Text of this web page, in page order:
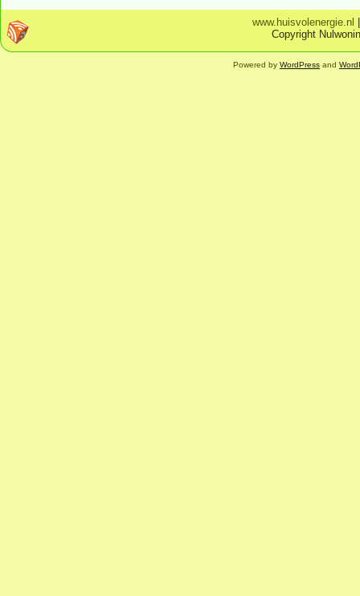
www.huisvolenergie.nl
Copyright
Powered by WordPress and